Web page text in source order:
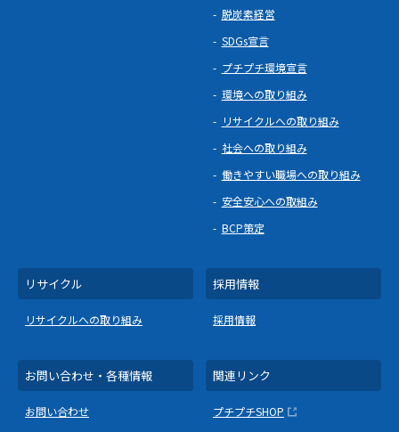
脱炭素経営
SDGs宣言
プチプチ環境宣言
環境への取り組み
リサイクルへの取り組み
社会への取り組み
働きやすい職場への取り組み
安全安心への取組み
BCP策定
リサイクル
リサイクルへの取り組み
採用情報
採用情報
お問い合わせ・各種情報
お問い合わせ
関連リンク
プチプチSHOP